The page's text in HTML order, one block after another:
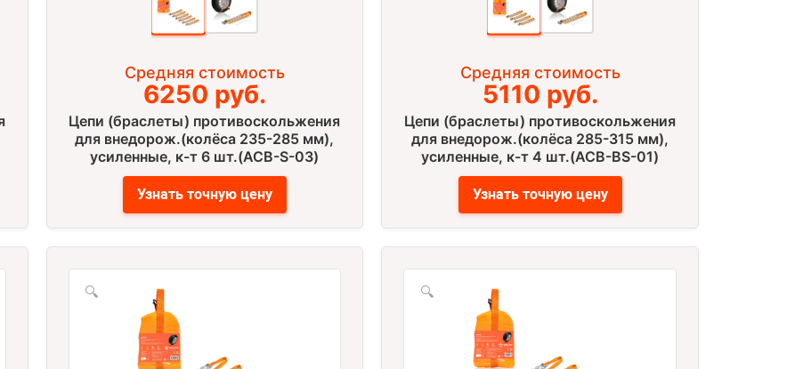
Средняя стоимость
6250 руб.
Цепи (браслеты) противоскольжения
для внедорож.(колёса 235-285 мм),
усиленные, к-т 6 шт.(ACB-S-03)
Узнать точную цену
Средняя стоимость
5110 руб.
Цепи (браслеты) противоскольжения
для внедорож.(колёса 285-315 мм),
усиленные, к-т 4 шт.(ACB-BS-01)
Узнать точную цену
🔍 🔍